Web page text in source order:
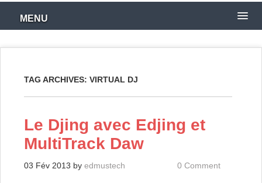
MENU
TAG ARCHIVES: VIRTUAL DJ
Le Djing avec Edjing et
MultiTrack Daw
03 Fév 2013 by edmustech 0 Comment